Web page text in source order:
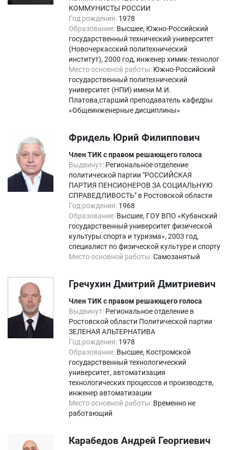
КОММУНИСТЫ РОССИИ
Год рождения: 1978
Образование: Высшее, Южно-Российский
государственный технический университет
(Новочеркасский политехнический
институт), 2000 год, инженер химик-технолог
Место основной работы: Южно-Российский
государственный политехнический
университет (НПИ) имени М.И.
Платова,старший преподаватель кафедры
«Общеинженерные дисциплины»
Фридель Юрий Филиппович
Член ТИК с правом решающего голоса
Выдвинут: Региональное отделение
политической партии "РОССИЙСКАЯ
ПАРТИЯ ПЕНСИОНЕРОВ ЗА СОЦИАЛЬНУЮ
СПРАВЕДЛИВОСТЬ" в Ростовской области
Год рождения: 1968
Образование: Высшее, ГОУ ВПО «Кубанский
государственный университет физической
культуры.спорта и туризма», 2003 год,
специалист по физической культуре и спорту
Место основной работы:Самозанятый
Гречухин Дмитрий Дмитриевич
Член ТИК с правом решающего голоса
Выдвинут: Региональное отделение в
Ростовской области Политической партии
ЗЕЛЕНАЯ АЛЬТЕРНАТИВА
Год рождения: 1978
Образование: Высшее, Костромской
государственный технологический
университет, автоматизация
технологических процессов и производств,
инженер автоматизации
Место основной работы: Временно не
работающий
Карабедов Андрей Георгиевич